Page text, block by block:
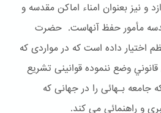
و نیز بعنوان امناء اماکن مقدسه و
مأمور حفظ آنهاست. حضرت
اختیار داده است که در مواردی که
وضع ننموده قوانینی تشریع
بـهائی را در جهانی که
و راهنمائی می کند.